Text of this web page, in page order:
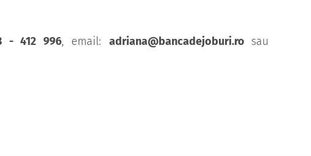
- 412 996, email: adriana@bancadejoburi.ro sau